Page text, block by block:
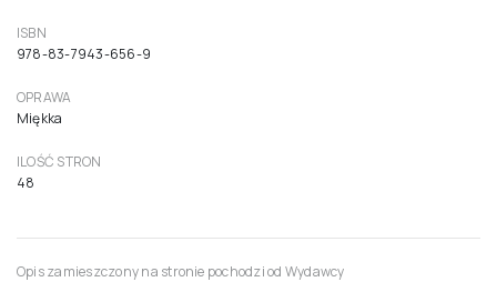
ISBN
978-83-7943-656-9
OPRAWA
Miękka
ILOŚĆ STRON
48
Opis zamieszczony na stronie pochodzi od Wydawcy